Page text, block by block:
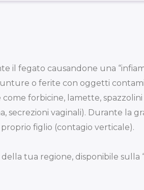
il fegato causandone una
o ferite con oggetti
forbicine, lamette, spazzolini
secrezioni vaginali). Durante la
figlio (contagio verticale).
tua regione, disponibile sulla